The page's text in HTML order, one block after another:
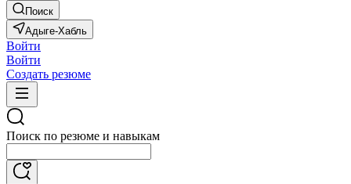
Поиск
Адыге-Хабль
Войти
Войти
Создать резюме
Поиск по резюме и навыкам